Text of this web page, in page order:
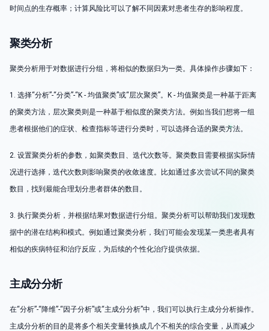
时间点的生存概率；计算风险比可以了解不同因素对患者生存的影响程度。
聚类分析
聚类分析用于对数据进行分组，将相似的数据归为一类。具体操作步骤如下：
1. 选择“分析”-“分类”-“K - 均值聚类”或“层次聚类”。K - 均值聚类是一种基于距离
的聚类方法，层次聚类则是一种基于相似度的聚类方法。例如当我们想将一组
患者根据他们的症状、检查指标等进行分类时，可以选择合适的聚类方法。
2. 设置聚类分析的参数，如聚类数目、迭代次数等。聚类数目需要根据实际情
况进行选择，迭代次数则影响聚类的收敛速度。比如通过多次尝试不同的聚类
数目，找到最能合理划分患者群体的数目。
3. 执行聚类分析，并根据结果对数据进行分组。聚类分析可以帮助我们发现数
据中的潜在结构和模式。例如通过聚类分析，我们可能会发现某一类患者具有
相似的疾病特征和治疗反应，为后续的个性化治疗提供依据。
主成分分析
在“分析”-“降维”-“因子分析”或“主成分分析”中，我们可以执行主成分分析操作。
主成分分析的目的是将多个相关变量转换成几个不相关的综合变量，从而减少